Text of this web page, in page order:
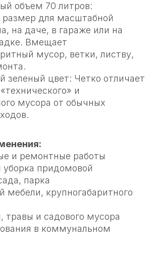
объем 70 литров:
для масштабной
на даче, в гараже или на
Вмещает
мусор, ветки, листву,
зеленый цвет: Четко отличает
и
мусора от обычных
и ремонтные работы
уборка придомовой
парка
мебели, крупногабаритного
травы и садового мусора
в коммунальном